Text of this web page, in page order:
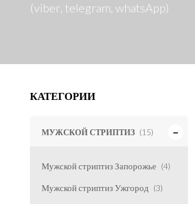
(viber, telegram, whatsApp)
КАТЕГОРИИ
МУЖСКОЙ СТРИПТИЗ (15)
Мужской стриптиз Запорожье (4)
Мужской стриптиз Ужгород (3)